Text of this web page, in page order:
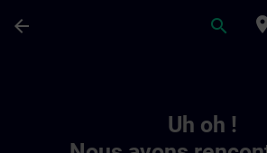
arrow_back search
Uh oh !